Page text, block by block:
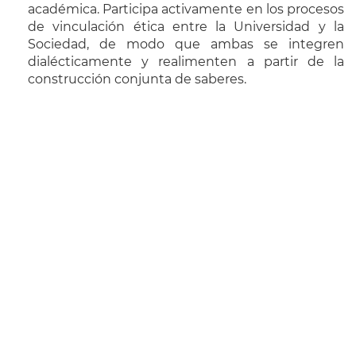
académica. Participa activamente en los procesos
de vinculación ética entre la Universidad y la
Sociedad, de modo que ambas se integren
dialécticamente y realimenten a partir de la
construcción conjunta de saberes.